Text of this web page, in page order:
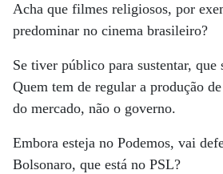
Acha que filmes religiosos, por
predominar no cinema brasileiro?
Se tiver público para sustentar, que
Quem tem de regular a produção
do mercado, não o governo.
Embora esteja no Podemos, vai
Bolsonaro, que está no PSL?